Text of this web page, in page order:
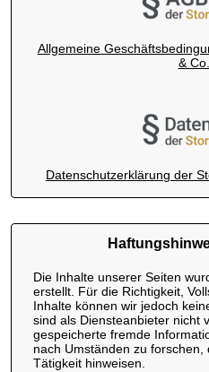
Allgemeine
&
Datenschutzerklärung der
Die Inhalte unserer Seiten
erstellt. Für die Richtigkeit,
Inhalte können wir jedoch
sind als Diensteanbieter nicht
gespeicherte fremde
nach Umständen zu
Tätigkeit hinweisen.